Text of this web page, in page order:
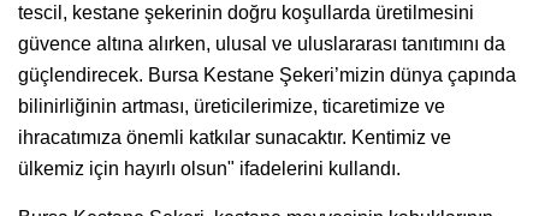
tescil, kestane şekerinin doğru koşullarda üretilmesini
güvence altına alırken, ulusal ve uluslararası tanıtımını da
güçlendirecek. Bursa Kestane Şekeri’mizin dünya çapında
bilinirliğinin artması, üreticilerimize, ticaretimize ve
ihracatımıza önemli katkılar sunacaktır. Kentimiz ve
ülkemiz için hayırlı olsun" ifadelerini kullandı.